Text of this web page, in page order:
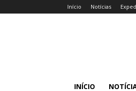
Início Notícias
INÍCIO